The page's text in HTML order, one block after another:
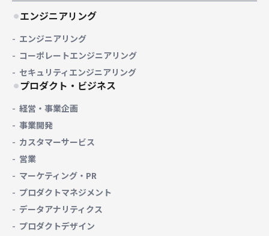
エンジニアリング
エンジニアリング
コーポレートエンジニアリング
セキュリティエンジニアリング
プロダクト・ビジネス
経営・事業企画
事業開発
カスタマーサービス
営業
マーケティング・PR
プロダクトマネジメント
データアナリティクス
プロダクトデザイン